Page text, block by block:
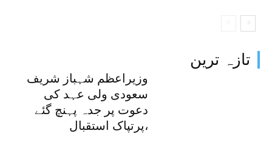
تازہ ترین
وزیراعظم شہباز شریف
سعودی ولی عہد کی
دعوت پر جدہ پہنچ گئے
،پرتپاک استقبال